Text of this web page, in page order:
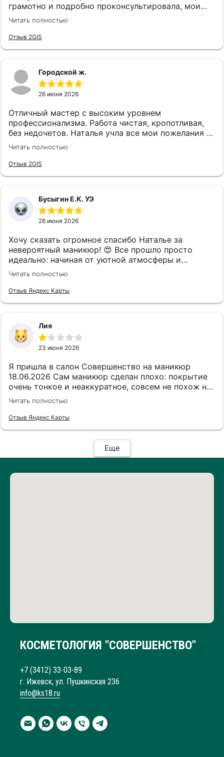
грамотно и подробно проконсультировала, мои
страхи улетучились и провели необходимую
процедуру лазером. Очень довольна☺Всем
рекомеедую
Читать полностью
Отзыв 2GIS
Городской ж.
26 июня 2026
Отличный мастер с высоким уровнем
профессионализма. Работа чистая, кропотливая,
без недочетов. Наталья учла все мои пожелания и
дала грамотные рекомендации по форме и цвету.
Маникюр выполнен аккуратно, результат
полностью соответствует ожиданиям.
Читать полностью
Отзыв 2GIS
Бусыгин Е.К. УЭ
26 июня 2026
Хочу сказать огромное спасибо Наталье за
невероятный маникюр! 😍 Все прошло просто
идеально: начиная от уютной атмосферы и
заканчивая безупречным результатом. Каждый
этап выполнен максимально аккуратно и трепетно,
чувствуется бережное отношение к ногтям.
Читать полностью
Отзыв Яндекс Карты
Лия
23 июня 2026
Я пришла в салон Совершенство на маникюр
18.06.2026 Сам маникюр сделан плохо: покрытие
очень тонкое и неаккуратное, совсем не похож на
только сделанный маникюр, маникюр выполнен в
мокрой технике, инструменты старые и как будто
использованные, но продезинфицированные,
покраснение, отёк и сильное жжение мне
пришлось снять покрытие. Мастер в целом
обсуждая их по именам и комментируя “недуги”
клиентам, риск аллергии и отсутствие
Читать полностью
Отзыв Яндекс Карты
Еще
КОСМЕТОЛОГИЯ "СОВЕРШЕНСТВО"
+7 (3412) 33-03-89
г. Ижевск, ул. Пушкинская 236
info@ks18.ru